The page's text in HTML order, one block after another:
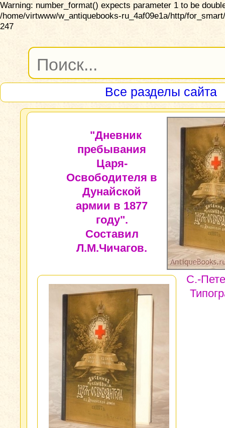
Warning: number_format() expects parameter 1 to be
/home/virtwww/w_antiquebooks-ru_4af09e1a/http/
247
Все разделы сайта
"Дневник
пребывания
Царя-
Освободителя в
Дунайской
армии в 1877
году".
Составил
Л.М.Чичагов.
С.-